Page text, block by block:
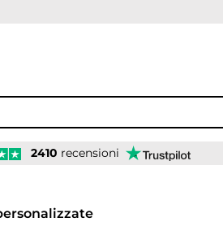
2410 recensioni